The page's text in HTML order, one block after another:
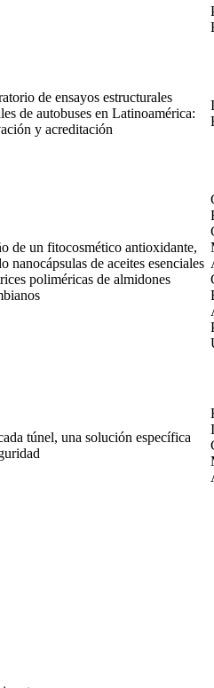
de ensayos estructurales
de autobuses en Latinoamérica:
y acreditación
de un fitocosmético antioxidante,
nanocápsulas de aceites esenciales
poliméricas de almidones
túnel, una solución específica